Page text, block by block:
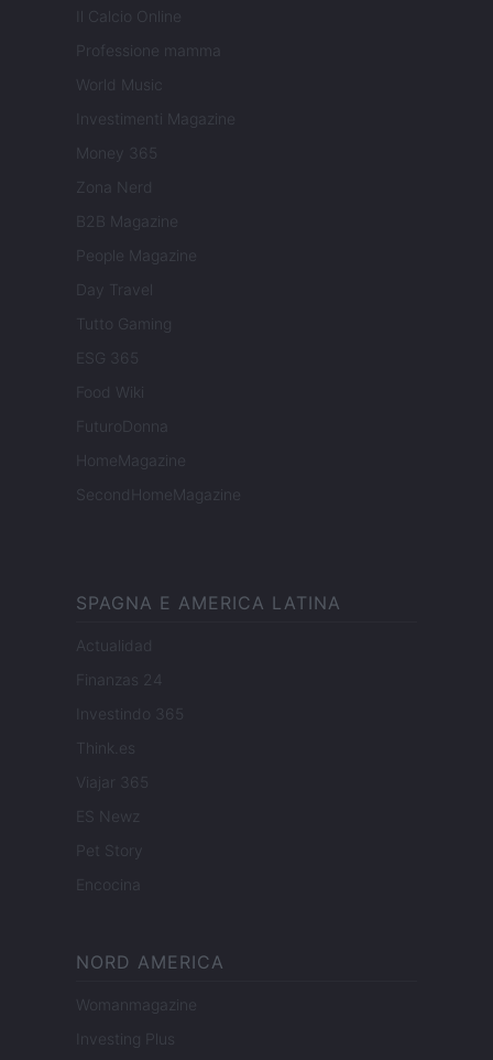
Il Calcio Online
Professione mamma
World Music
Investimenti Magazine
Money 365
Zona Nerd
B2B Magazine
People Magazine
Day Travel
Tutto Gaming
ESG 365
Food Wiki
FuturoDonna
HomeMagazine
SecondHomeMagazine
SPAGNA E AMERICA LATINA
Actualidad
Finanzas 24
Investindo 365
Think.es
Viajar 365
ES Newz
Pet Story
Encocina
NORD AMERICA
Womanmagazine
Investing Plus